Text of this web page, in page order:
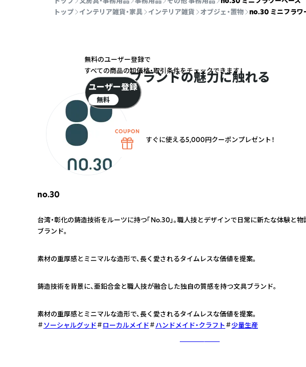
トップ
インテリア雑貨・家具 インテリア雑貨 オブジェ・置物 no.30 ミニフラワ
ブランドの魅力に触れる
no.30
台湾・彰化の鋳造技術をルーツに持つ「No.30」。職人技とデザインで日常に新たな体験と
ブランド。
素材の重厚感とミニマルな造形で、長く愛されるタイムレスな価値を提案。
鋳造技術を背景に、亜鉛合金と職人技が融合した独自の質感を持つ文具ブランド。
素材の重厚感とミニマルな造形で、長く愛されるタイムレスな価値を提案。
ソーシャルグッド
ローカルメイド ハンドメイド・クラフト
少量生産
無料のユーザー登録で
すべての商品の卸価格・取引条件をチェックできます！
ユーザー登録
無料
すぐに使える5,000円クーポンプレゼント！